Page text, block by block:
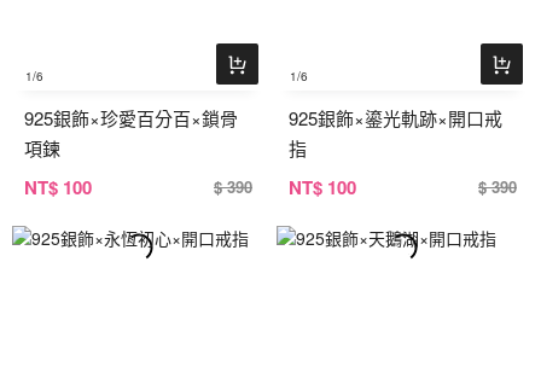
1/6
925銀飾×珍愛百分百×鎖骨
項鍊
NT$ 100 $ 390
1/6
925銀飾×鎏光軌跡×開口戒
指
NT$ 100 $ 390